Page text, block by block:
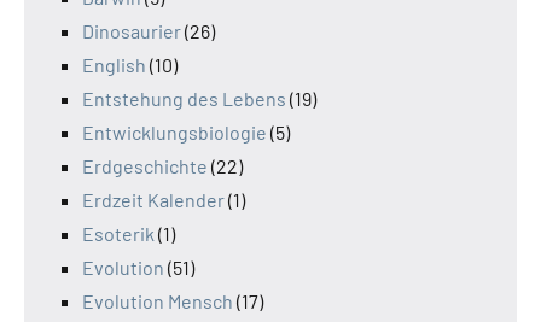
Dinosaurier(26)
English (10)
Entstehung des Lebens (19)
Entwicklungsbiologie (5)
Erdgeschichte (22)
Erdzeit Kalender(1)
Esoterik (1)
Evolution (51)
Evolution Mensch (17)